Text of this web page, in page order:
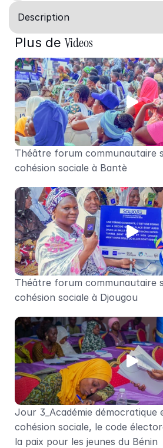
Description
Plus de Videos
Théâtre forum communautaire
cohésion sociale à Bantè
Théâtre forum communautaire
cohésion sociale à Djougou
Jour 3_Académie démocratique
cohésion sociale, le code
la paix pour les jeunes du Bénin